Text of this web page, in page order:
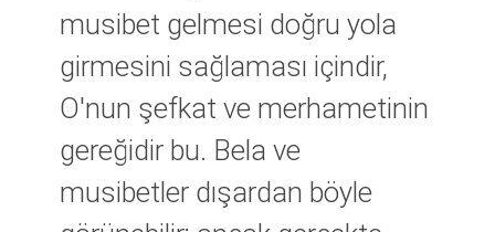
musibet gelmesi doğru yola
girmesini sağlaması içindir,
O'nun şefkat ve merhametinin
gereğidir bu. Bela ve
musibetler dışardan böyle